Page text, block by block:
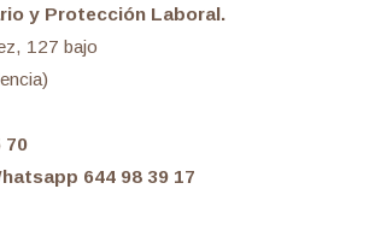
y Protección Laboral.
127 bajo
70
644 98 39 17